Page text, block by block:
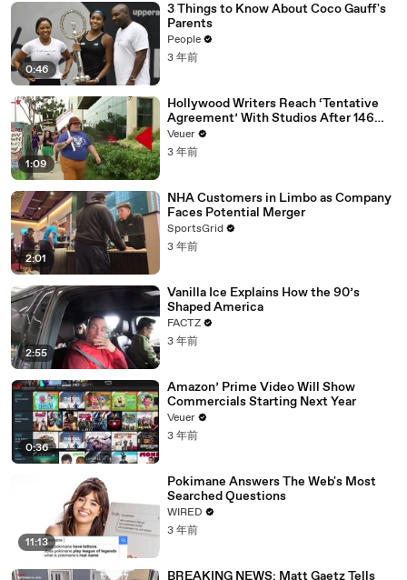
0:46
3 Things to Know About Coco Gauff's
Parents
People
3 年前
1:09
Hollywood Writers Reach ‘Tentative
Agreement’ With Studios After 146
Day Strike
Veuer
3 年前
2:01
NHA Customers in Limbo as Company
Faces Potential Merger
SportsGrid
3 年前
2:55
Vanilla Ice Explains How the 90’s
Shaped America
FACTZ
3 年前
0:36
Amazon’ Prime Video Will Show
Commercials Starting Next Year
Veuer
3 年前
11:13
Pokimane Answers The Web's Most
Searched Questions
WIRED
3 年前
BREAKING NEWS: Matt Gaetz Tells